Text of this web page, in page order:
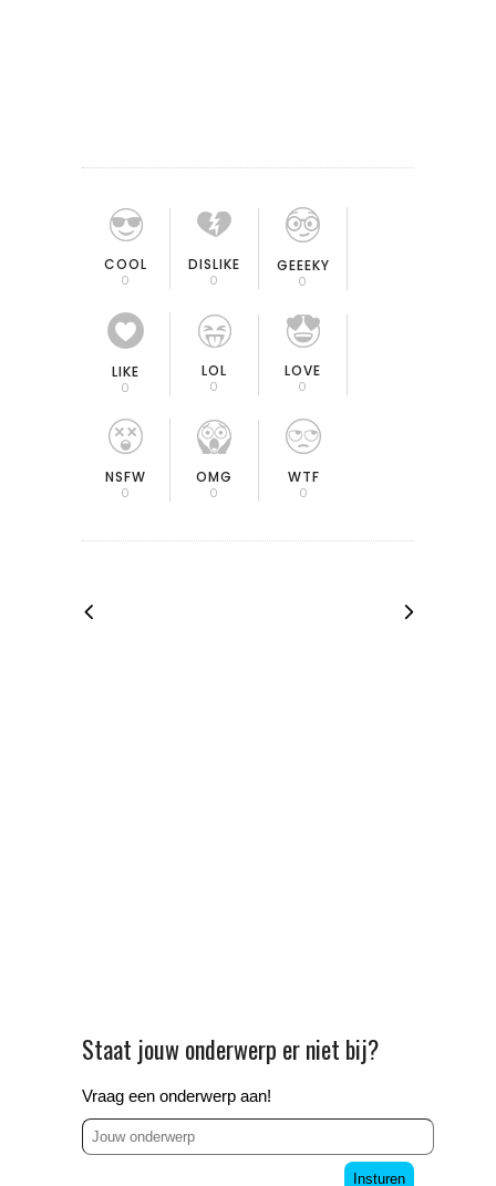
COOL
0
DISLIKE
0
GEEEKY
0
LIKE
0
LOL
0
LOVE
0
NSFW
0
OMG
0
WTF
0
Staat jouw onderwerp er niet bij?
Vraag een onderwerp aan!
Insturen